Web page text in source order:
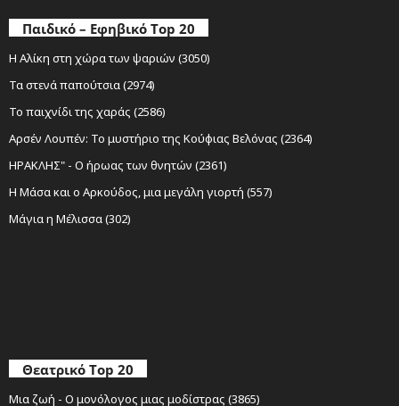
Παιδικό – Εφηβικό Top 20
Η Αλίκη στη χώρα των ψαριών (3050)
Τα στενά παπούτσια (2974)
Το παιχνίδι της χαράς (2586)
Αρσέν Λουπέν: Το μυστήριο της Κούφιας Βελόνας (2364)
ΗΡΑΚΛΗΣ" - Ο ήρωας των θνητών (2361)
Η Μάσα και ο Αρκούδος, μια μεγάλη γιορτή (557)
Μάγια η Μέλισσα (302)
Θεατρικό Top 20
Μια ζωή - Ο μονόλογος μιας μοδίστρας (3865)